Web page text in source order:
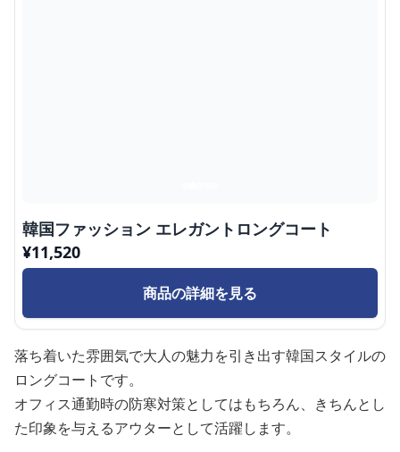
韓国ファッション エレガントロングコート
¥11,520
商品の詳細を見る
落ち着いた雰囲気で大人の魅力を引き出す韓国スタイルの
ロングコートです。
オフィス通勤時の防寒対策としてはもちろん、きちんとし
た印象を与えるアウターとして活躍します。